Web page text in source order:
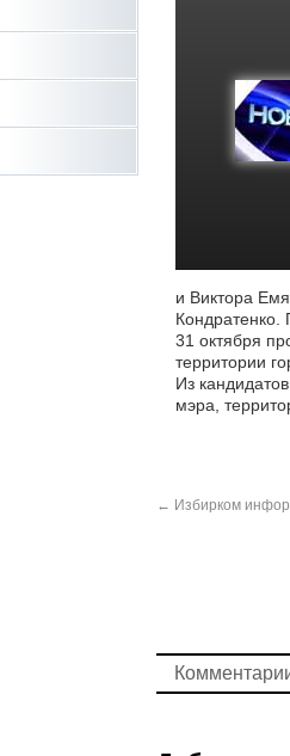
и Виктора
Кондратенко.
31 октября
территории
Из
мэра,
← Избирком